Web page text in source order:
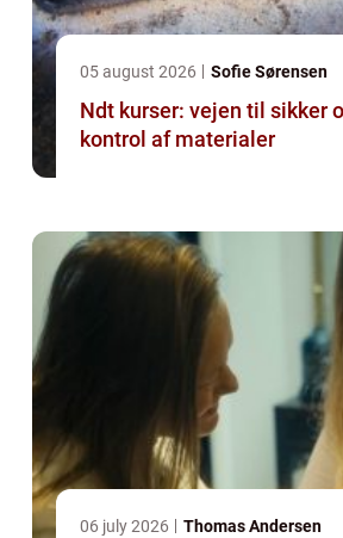
05 august 2026 Sofie Sørensen
Ndt kurser: vejen til sikker
kontrol af materialer
06 july 2026 Thomas Andersen